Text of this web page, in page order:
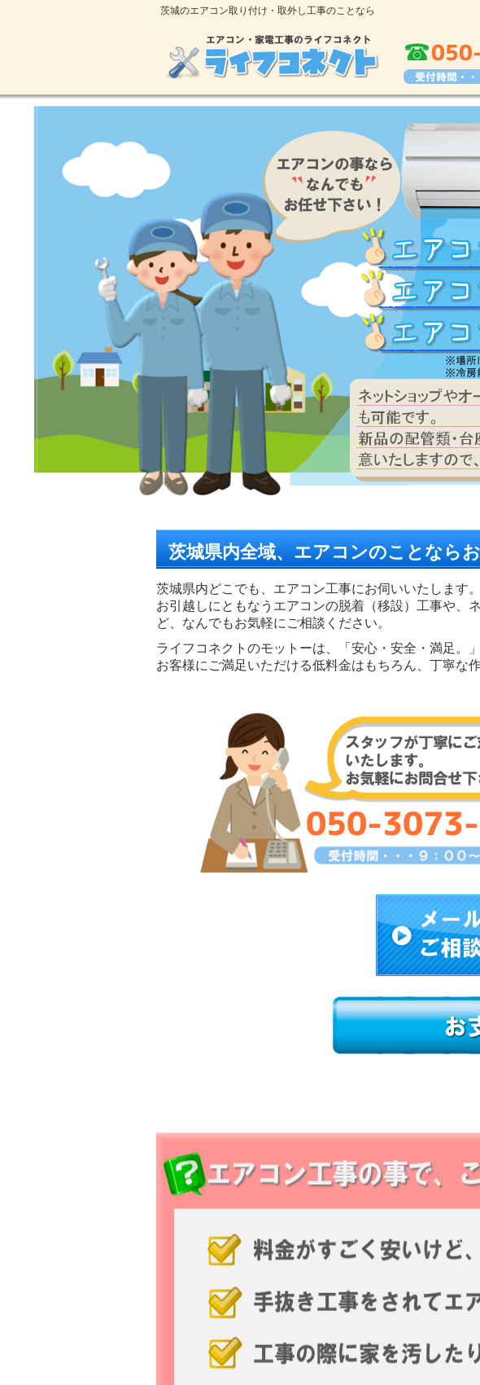
茨城のエアコン取り付け・取外し工事のことなら
茨城県内全域、エアコンのことなら
茨城県内どこでも、エアコン工事にお伺いいたします。
お引越しにともなうエアコンの脱着（移設）工事や、
ど、なんでもお気軽にご相談ください。
ライフコネクトのモットーは、「安心・安全・満足。」
お客様にご満足いただける低料金はもちろん、丁寧な